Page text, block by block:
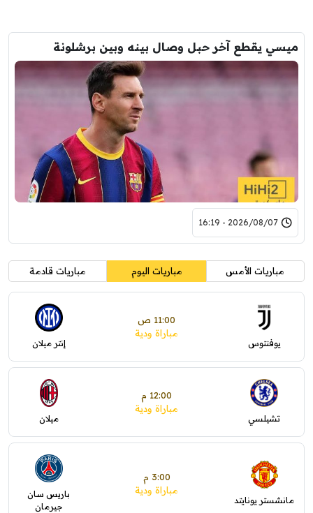
ميسي يقطع آخر حبل وصال بينه وبين برشلونة
2026/08/07 - 16:19
مباريات الأمس مباريات اليوم مباريات قادمة
يوفنتوس
11:00 ص
مباراة ودية
إنتر ميلان
تشيلسي
12:00 م
مباراة ودية
ميلان
مانشستر يونايتد
3:00 م
مباراة ودية
باريس سان
جيرمان